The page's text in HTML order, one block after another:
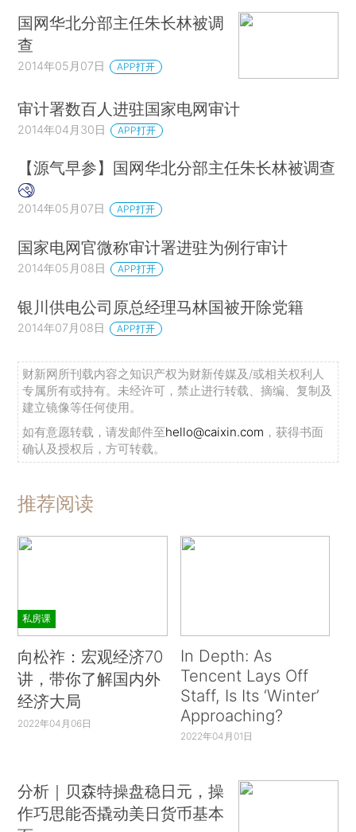
国网华北分部主任朱长林被调
查
2014年05月07日 APP打开
审计署数百人进驻国家电网审计
2014年04月30日 APP打开
【源气早参】国网华北分部主任朱长林被调查
2014年05月07日 APP打开
国家电网官微称审计署进驻为例行审计
2014年05月08日 APP打开
银川供电公司原总经理马林国被开除党籍
2014年07月08日 APP打开
财新网所刊载内容之知识产权为财新传媒及/或相关权利人
专属所有或持有。未经许可，禁止进行转载、摘编、复制及
建立镜像等任何使用。
如有意愿转载，请发邮件至hello@caixin.com ，获得书面
确认及授权后，方可转载。
推荐阅读
私房课
向松祚：宏观经济70
讲，带你了解国内外
经济大局
2022年04月06日
In Depth: As
Tencent Lays Off
Staff, Is Its ‘Winter’
Approaching?
2022年04月01日
分析｜贝森特操盘稳日元，操
作巧思能否撬动美日货币基本